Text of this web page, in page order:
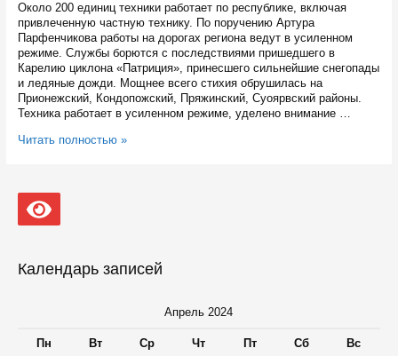
Около 200 единиц техники работает по республике, включая
привлеченную частную технику. По поручению Артура
Парфенчикова работы на дорогах региона ведут в усиленном
режиме. Службы борются с последствиями пришедшего в
Карелию циклона «Патриция», принесшего сильнейшие снегопады
и ледяные дожди. Мощнее всего стихия обрушилась на
Прионежский, Кондопожский, Пряжинский, Суоярвский районы.
Техника работает в усиленном режиме, уделено внимание …
По
дорогах
региона
последствиями
Читать полностью »
Календарь записей
Апрель 2024
Пн Вт Ср Чт Пт Сб Вс